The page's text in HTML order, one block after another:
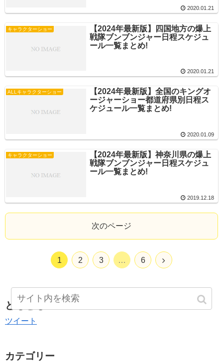
2020.01.21
キャラクターショー
【2024年最新版】四国地方の爆上
戦隊ブンブンジャー日程スケジュ
ール一覧まとめ!
2020.01.21
ALLキャラクターショー
【2024年最新版】全国のキングオ
ージャーショー都道府県別日程ス
ケジュール一覧まとめ!
2020.01.09
キャラクターショー
【2024年最新版】神奈川県の爆上
戦隊ブンブンジャー日程スケジュ
ール一覧まとめ!
2019.12.18
次のページ
1 2 3 … 6
ともとも
ツイート
カテゴリー